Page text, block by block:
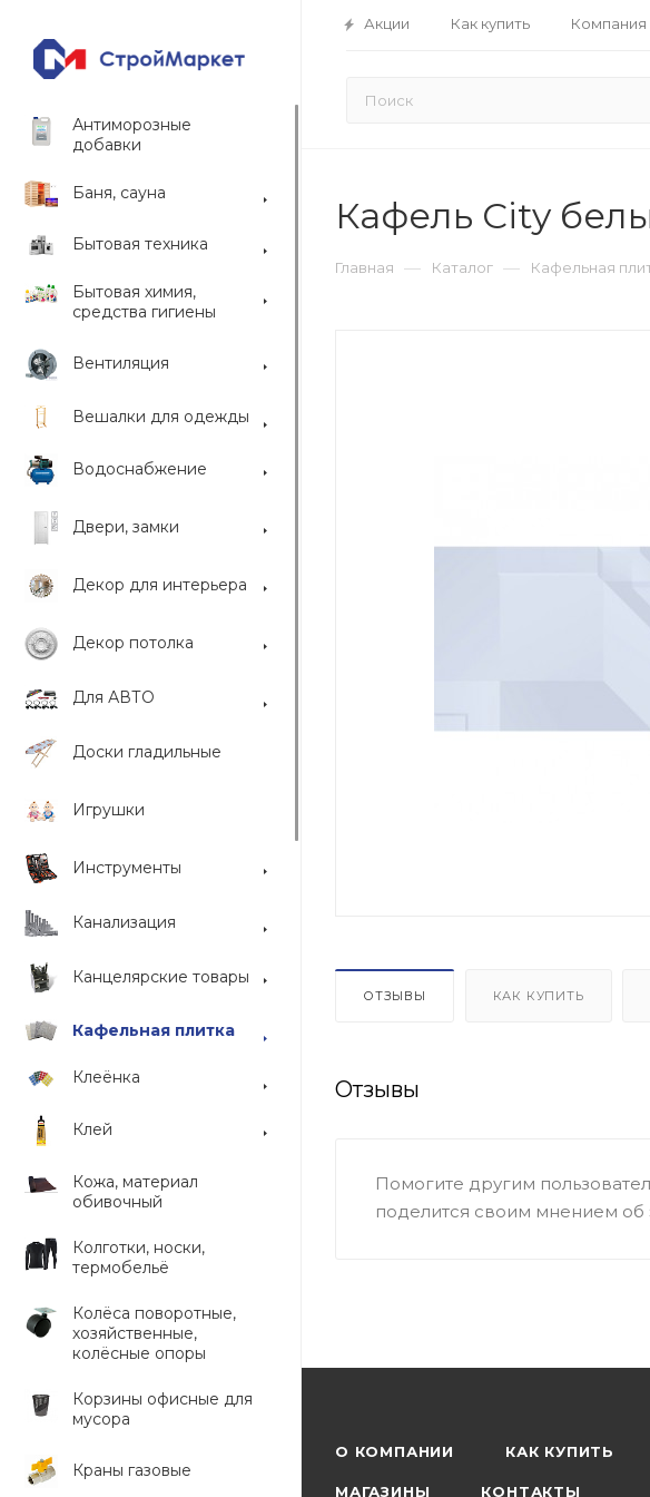
Акции Как купить Компания
Антиморозные
добавки
Баня, сауна
Бытовая техника
Бытовая химия,
средства гигиены
Вентиляция
Вешалки для одежды
Водоснабжение
Двери, замки
Декор для интерьера
Декор потолка
Для АВТО
Доски гладильные
Игрушки
Инструменты
Канализация
Канцелярские товары
Кафельная плитка
Клеёнка
Клей
Кожа, материал
обивочный
Колготки, носки,
термобельё
Колёса поворотные,
хозяйственные,
колёсные опоры
Корзины офисные для
мусора
Краны газовые
Кафель City
Главная — Каталог — Кафельная
ОТЗЫВЫ КАК КУПИТЬ
Отзывы
Помогите другим
поделится своим мнением об
О КОМПАНИИ КАК КУПИТЬ
МАГАЗИНЫ КОНТАКТЫ